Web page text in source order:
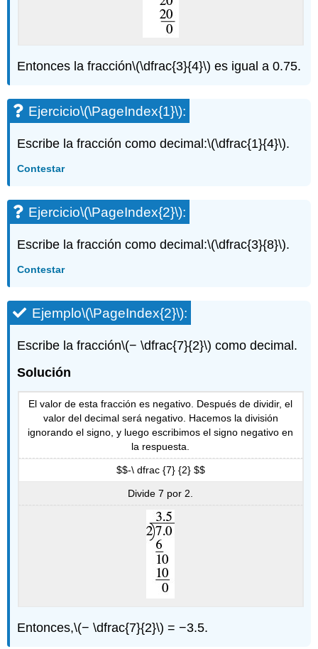
Entonces la fracción\(\dfrac{3}{4}\) es igual a 0.75.
Ejercicio\(\PageIndex{1}\):
Escribe la fracción como decimal:\(\dfrac{1}{4}\).
Contestar
Ejercicio\(\PageIndex{2}\):
Escribe la fracción como decimal:\(\dfrac{3}{8}\).
Contestar
Ejemplo\(\PageIndex{2}\):
Escribe la fracción\(− \dfrac{7}{2}\) como decimal.
Solución
El valor de esta fracción es negativo. Después de dividir, el
valor del decimal será negativo. Hacemos la división
ignorando el signo, y luego escribimos el signo negativo en
la respuesta.
$$-\ dfrac {7} {2} $$
Divide 7 por 2.
Entonces,\(− \dfrac{7}{2}\) = −3.5.